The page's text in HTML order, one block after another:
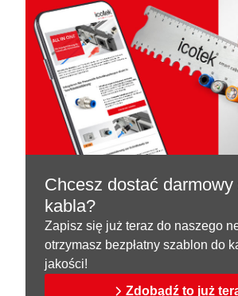
Chcesz dostać darmowy
kabla?
Zapisz się już teraz do naszego
otrzymasz bezpłatny szablon do
jakości!
Zdobądź to już